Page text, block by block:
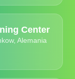
Center
Alemania